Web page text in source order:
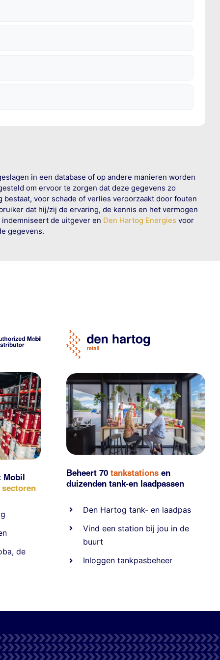
in een database of op andere manieren worden
om ervoor te zorgen dat deze gegevens zo
voor schade of verlies veroorzaakt door fouten
dat hij/zij de ervaring, de kennis en het vermogen
de uitgever en Den Hartog Energies voor
gegevens.
Mobil
, de
Beheert 70tankstationsen
duizendentank-en laadpassen
Den Hartog tank- en laadpas
Vind een station bij jou in de
buurt
Inloggen tankpasbeheer